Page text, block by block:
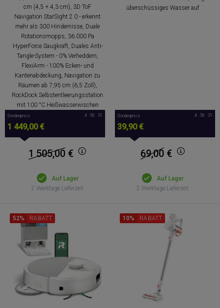
cm (4,5 + 4,3 cm), 3D ToF
Navigation StarSight 2.0 - erkennt
mehr als 300 Hindernisse, Duale
Rotationsmopps, 36.000 Pa
HyperForce Saugkraft, Duales Anti-
Tangle-System - 0% Verheddern,
FlexiArm - 100% Ecken- und
Kantenabdeckung, Navigation zu
Räumen ab 7,95 cm (6,5 Zoll),
RockDock Selbstentleerungsstation
mit 100 °C Heißwasserwischen
Sonderpreis
1 449,00 €
4 : 56 : 30
1 505,00 €
Auf Lager
2 Werktage Lieferzeit
überschüssiges Wasser auf
Sonderpreis
39,90 €
4 : 56 : 30
69,00€
Auf Lager
2 Werktage Lieferzeit
52% RABATT 10% RABATT